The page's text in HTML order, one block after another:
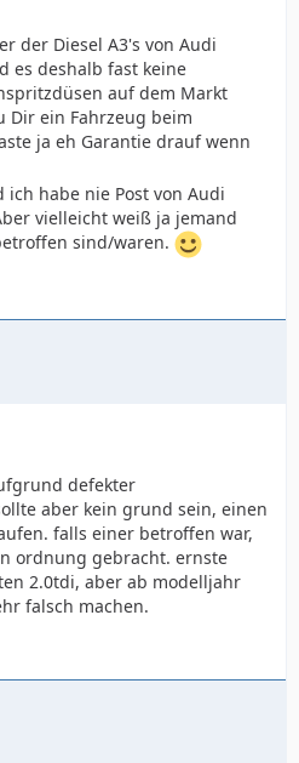
der Diesel A3's von Audi
es deshalb fast keine
auf dem Markt
Dir ein Fahrzeug beim
ja eh Garantie drauf wenn
habe nie Post von Audi
vielleicht weiß ja jemand
sind/waren.
defekter
aber kein grund sein, einen
falls einer betroffen war,
ordnung gebracht. ernste
2.0tdi, aber ab modelljahr
falsch machen.